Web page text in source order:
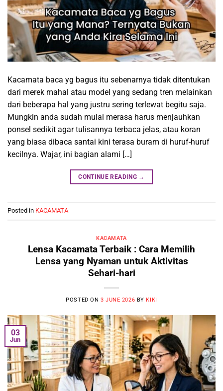
Kacamata baca yg bagus itu sebenarnya tidak ditentukan
dari merek mahal atau model yang sedang tren melainkan
dari beberapa hal yang justru sering terlewat begitu saja.
Mungkin anda sudah mulai merasa harus menjauhkan
ponsel sedikit agar tulisannya terbaca jelas, atau koran
yang biasa dibaca santai kini terasa buram di huruf-huruf
kecilnya. Wajar, ini bagian alami […]
CONTINUE READING →
Posted in KACAMATA
KACAMATA
Lensa Kacamata Terbaik : Cara Memilih
Lensa yang Nyaman untuk Aktivitas
Sehari-hari
POSTED ON 3 JUNE 2026 BY KIKI
03
Jun